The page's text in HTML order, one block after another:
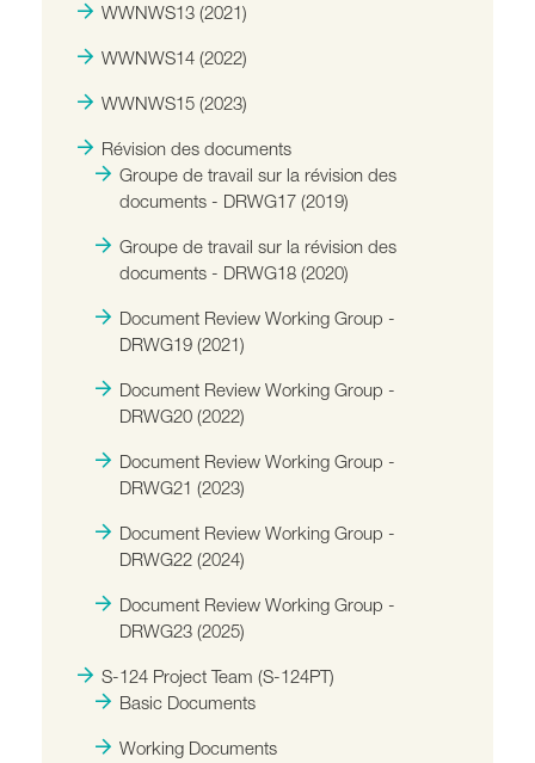
WWNWS13 (2021)
WWNWS14 (2022)
WWNWS15 (2023)
Révision des documents
Groupe de travail sur la révision des
documents - DRWG17 (2019)
Groupe de travail sur la révision des
documents - DRWG18 (2020)
Document Review Working Group -
DRWG19 (2021)
Document Review Working Group -
DRWG20 (2022)
Document Review Working Group -
DRWG21 (2023)
Document Review Working Group -
DRWG22 (2024)
Document Review Working Group -
DRWG23 (2025)
S-124 Project Team (S-124PT)
Basic Documents
Working Documents